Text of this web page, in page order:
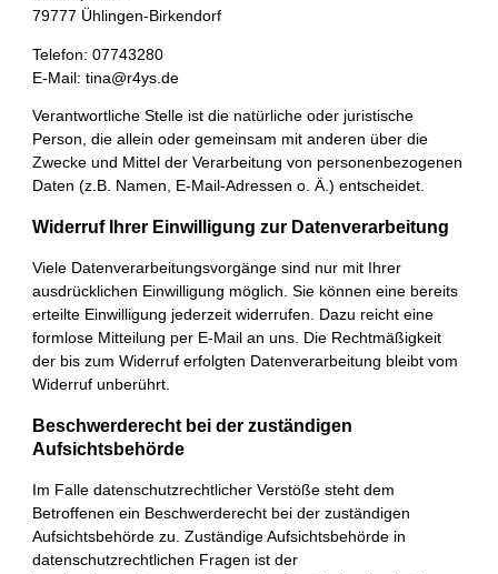
79777 Ühlingen-Birkendorf
Telefon: 07743280
E-Mail: tina@r4ys.de
Verantwortliche Stelle ist die natürliche oder juristische
Person, die allein oder gemeinsam mit anderen über die
Zwecke und Mittel der Verarbeitung von personenbezogenen
Daten (z.B. Namen, E-Mail-Adressen o. Ä.) entscheidet.
Widerruf Ihrer Einwilligung zur Datenverarbeitung
Viele Datenverarbeitungsvorgänge sind nur mit Ihrer
ausdrücklichen Einwilligung möglich. Sie können eine bereits
erteilte Einwilligung jederzeit widerrufen. Dazu reicht eine
formlose Mitteilung per E-Mail an uns. Die Rechtmäßigkeit
der bis zum Widerruf erfolgten Datenverarbeitung bleibt vom
Widerruf unberührt.
Beschwerderecht bei der zuständigen
Aufsichtsbehörde
Im Falle datenschutzrechtlicher Verstöße steht dem
Betroffenen ein Beschwerderecht bei der zuständigen
Aufsichtsbehörde zu. Zuständige Aufsichtsbehörde in
datenschutzrechtlichen Fragen ist der